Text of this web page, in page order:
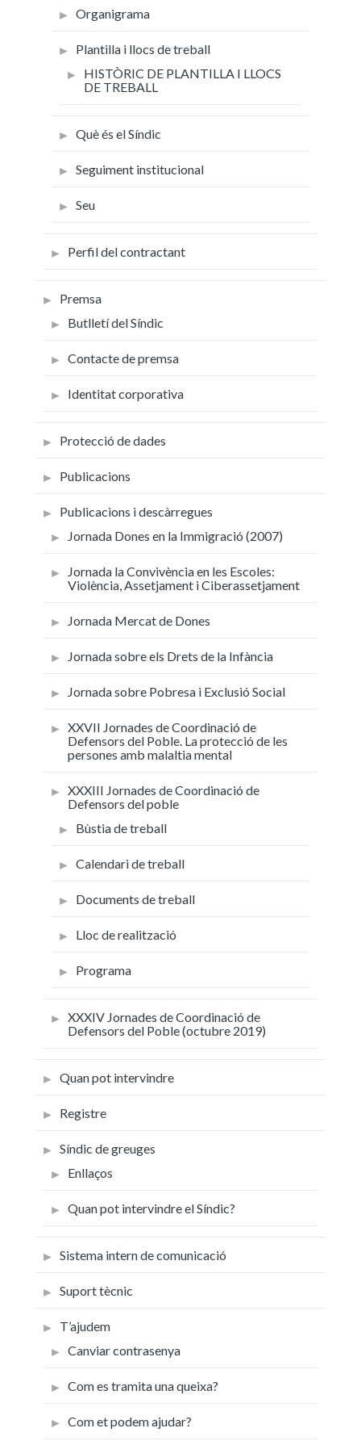
Organigrama
Plantilla i llocs de treball
HISTÒRIC DE PLANTILLA I LLOCS
DE TREBALL
Què és el Síndic
Seguiment institucional
Seu
Perfil del contractant
Premsa
Butlletí del Síndic
Contacte de premsa
Identitat corporativa
Protecció de dades
Publicacions
Publicacions i descàrregues
Jornada Dones en la Immigració (2007)
Jornada la Convivència en les Escoles:
Violència, Assetjament i Ciberassetjament
Jornada Mercat de Dones
Jornada sobre els Drets de la Infància
Jornada sobre Pobresa i Exclusió Social
XXVII Jornades de Coordinació de
Defensors del Poble. La protecció de les
persones amb malaltia mental
XXXIII Jornades de Coordinació de
Defensors del poble
Bùstia de treball
Calendari de treball
Documents de treball
Lloc de realització
Programa
XXXIV Jornades de Coordinació de
Defensors del Poble (octubre 2019)
Quan pot intervindre
Registre
Síndic de greuges
Enllaços
Quan pot intervindre el Síndic?
Sistema intern de comunicació
Suport tècnic
T’ajudem
Canviar contrasenya
Com es tramita una queixa?
Com et podem ajudar?